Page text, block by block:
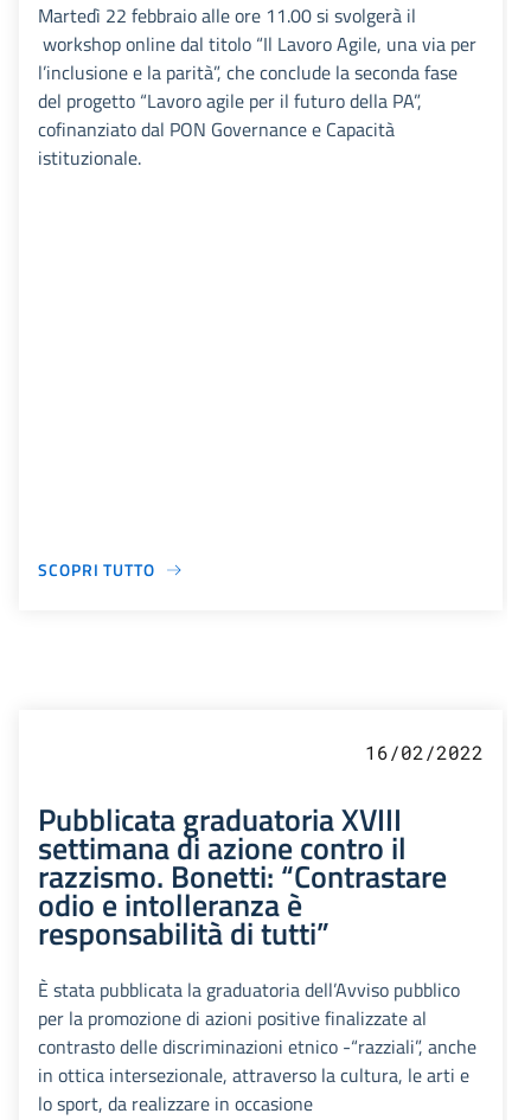
Martedì 22 febbraio alle ore 11.00 si svolgerà il
workshop online dal titolo “Il Lavoro Agile, una via per
l’inclusione e la parità”, che conclude la seconda fase
del progetto “Lavoro agile per il futuro della PA”,
cofinanziato dal PON Governance e Capacità
istituzionale.
SCOPRI TUTTO
16/02/2022
Pubblicata graduatoria XVIII
settimana di azione contro il
razzismo. Bonetti: “Contrastare
odio e intolleranza è
responsabilità di tutti”
È stata pubblicata la graduatoria dell’Avviso pubblico
per la promozione di azioni positive finalizzate al
contrasto delle discriminazioni etnico -“razziali”, anche
in ottica intersezionale, attraverso la cultura, le arti e
lo sport, da realizzare in occasione